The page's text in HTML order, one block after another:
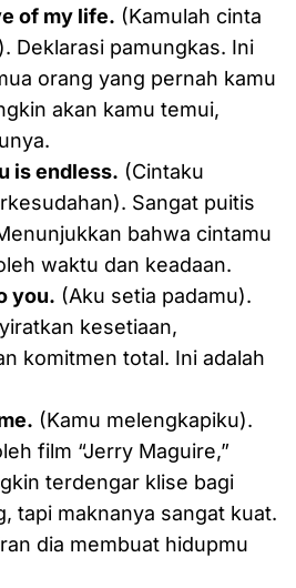
of my life. (Kamulah cinta
Deklarasi pamungkas. Ini
orang yang pernah kamu
akan kamu temui,
is endless. (Cintaku
Sangat puitis
bahwa cintamu
waktu dan keadaan.
you. (Aku setia padamu).
kesetiaan,
komitmen total. Ini adalah
(Kamu melengkapiku).
film “Jerry Maguire,”
terdengar klise bagi
tapi maknanya sangat kuat.
dia membuat hidupmu